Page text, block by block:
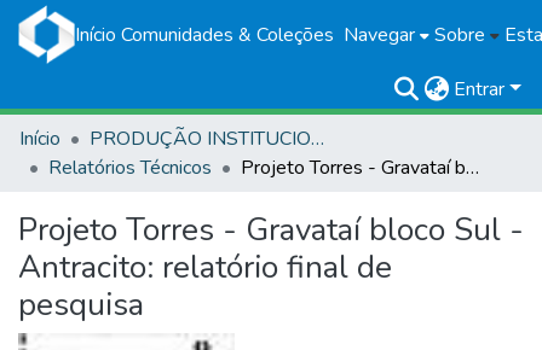
Início Comunidades & Coleções Navegar Sobre
Entrar
Início
PRODUÇÃO INSTITUCIONAL
Relatórios Técnicos
Projeto Torres - Gravataí bloco Sul - Antracito: relatório final de pesquisa
Projeto Torres - Gravataí bloco Sul -
Antracito: relatório final de
pesquisa